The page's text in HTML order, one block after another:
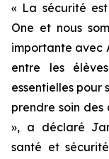
« La sécurité
One et nous
importante avec
entre les
essentielles pour
prendre soin
», a déclaré
santé et